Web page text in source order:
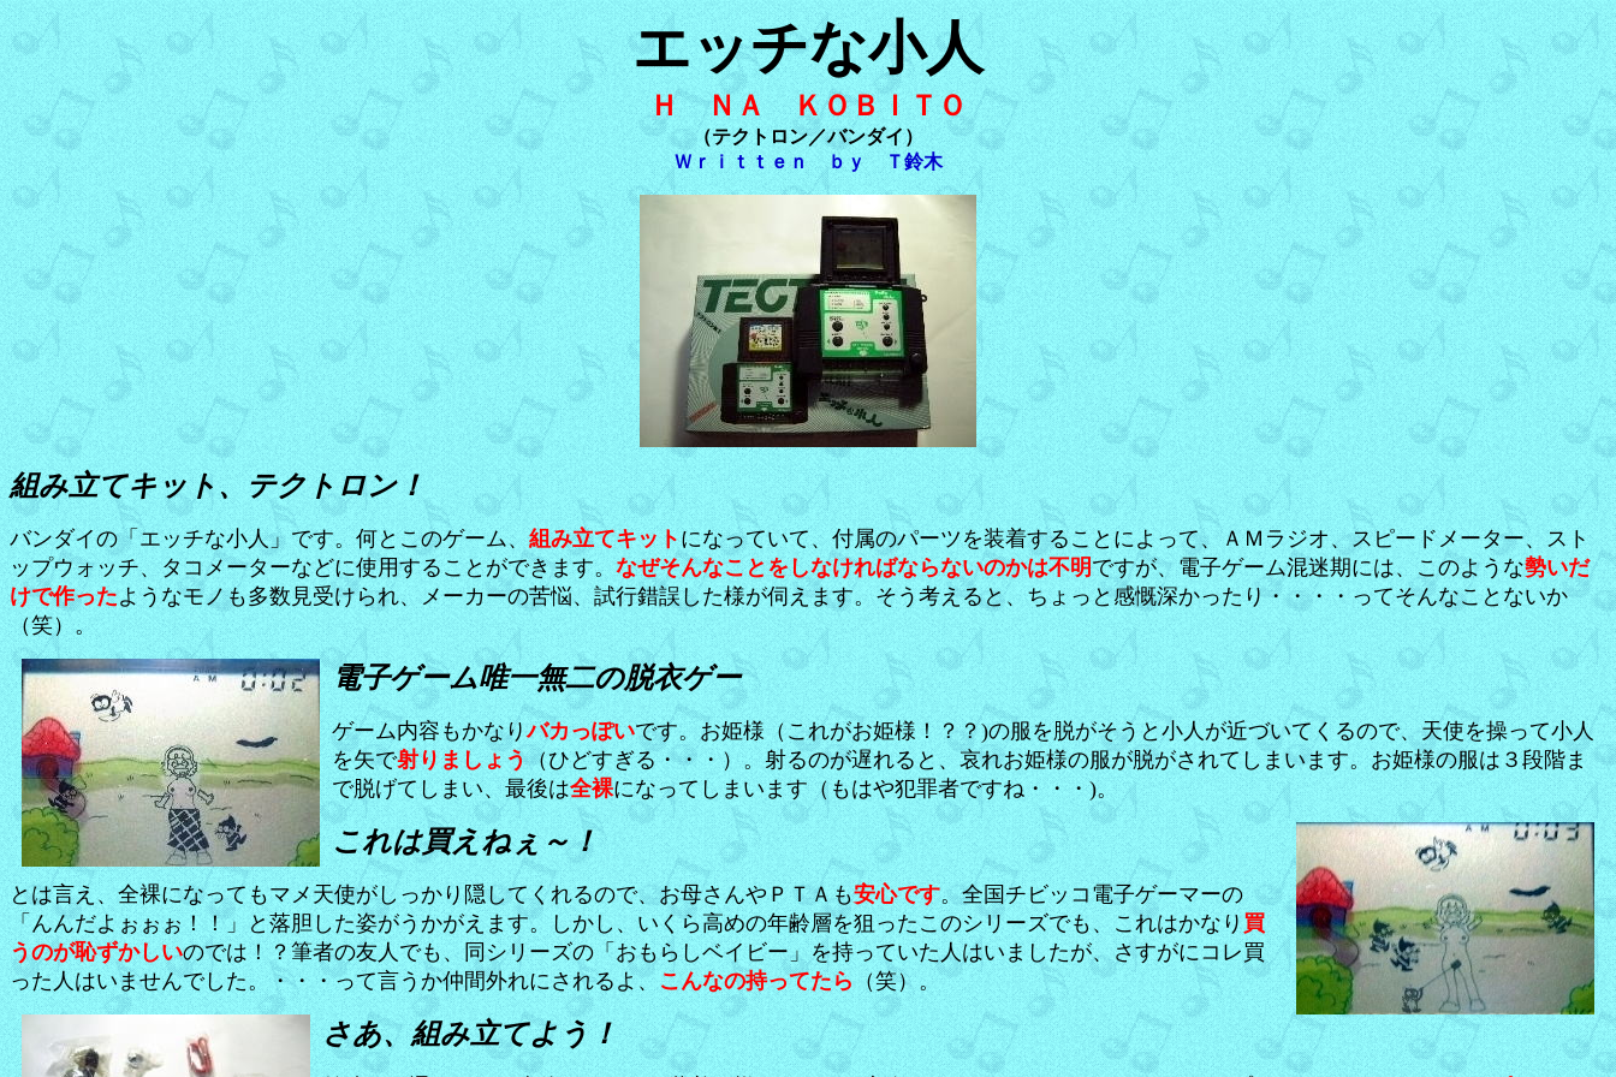
エッチな小人
Ｈ ＮＡ ＫＯＢＩＴＯ
（テクトロン／バンダイ）
Ｗｒｉｔｔｅｎ ｂｙ Ｔ鈴木
組み立てキット、テクトロン！
バンダイの「エッチな小人」です。何とこのゲーム、組み立てキットになっていて、付属のパーツを装着することによって、ＡＭラジオ、スピードメーター、スト
ップウォッチ、タコメーターなどに使用することができます。 なぜそんなことをしなければならないのかは不明ですが、電子ゲーム混迷期には、このような勢いだ
けで作ったようなモノも多数見受けられ、メーカーの苦悩、試行錯誤した様が伺えます。そう考えると、ちょっと感慨深かったり・・・・ってそんなことないか
（笑）。
電子ゲーム唯一無二の脱衣ゲー
ゲーム内容もかなりバカっぽいです。お姫様（これがお姫様！？？)の服を脱がそうと小人が近づいてくるので、天使を操って小人
を矢で射りましょう（ひどすぎる・・・）。射るのが遅れると、哀れお姫様の服が脱がされてしまいます。お姫様の服は３段階ま
で脱げてしまい、最後は全裸になってしまいます（もはや犯罪者ですね・・・)。
これは買えねぇ～！
とは言え、全裸になってもマメ天使がしっかり隠してくれるので、お母さんやＰＴＡも安心です。全国チビッコ電子ゲーマーの
「んんだよぉぉぉ！！」と落胆した姿がうかがえます。しかし、いくら高めの年齢層を狙ったこのシリーズでも、これはかなり買
うのが恥ずかしいのでは！？筆者の友人でも、同シリーズの「おもらしベイビー」を持っていた人はいましたが、さすがにコレ買
った人はいませんでした。・・・って言うか仲間外れにされるよ、こんなの持ってたら（笑）。
さあ、組み立てよう！